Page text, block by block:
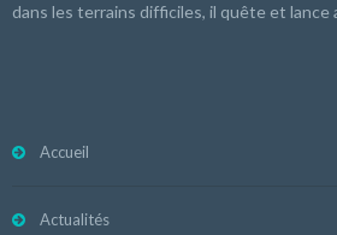
dans les terrains difficiles, il quête et lance
Accueil
Actualités